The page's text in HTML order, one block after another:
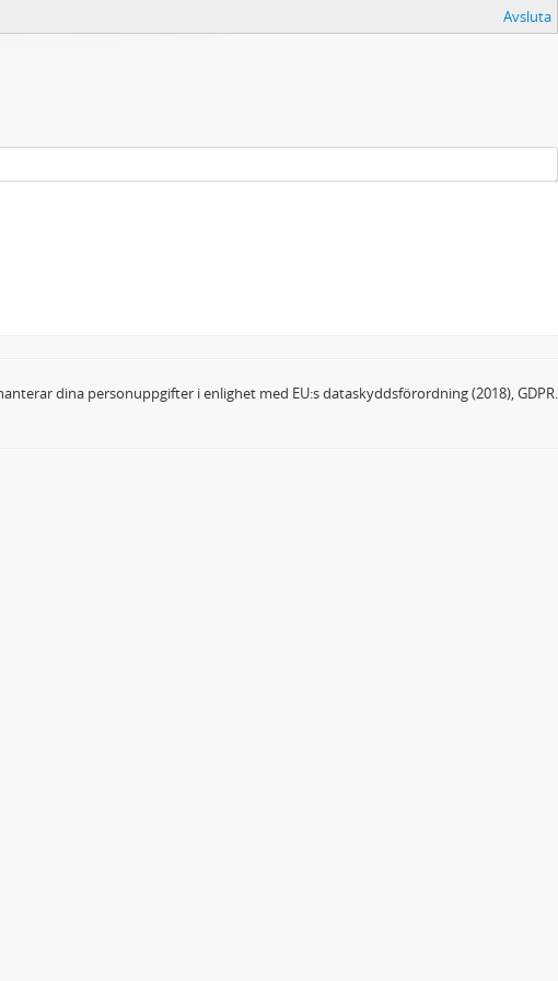
Avsluta
dina personuppgifter i enlighet med EU:s dataskyddsförordning (2018), GDPR.